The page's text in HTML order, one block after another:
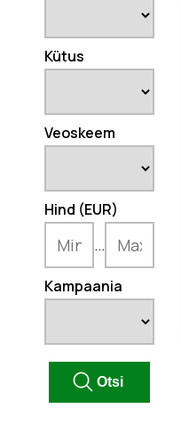
Kütus
Veoskeem
Hind (EUR)
...
Kampaania